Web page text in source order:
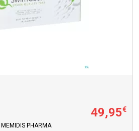
49,95€
MEMIDIS PHARMA